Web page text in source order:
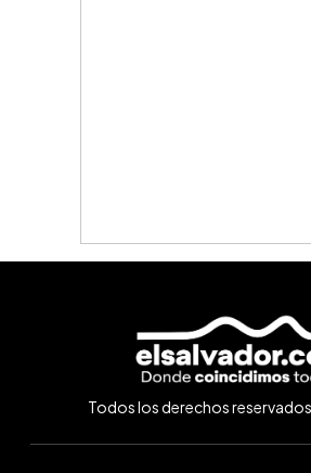
Todos los derechos